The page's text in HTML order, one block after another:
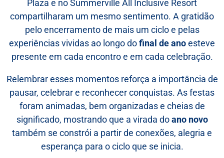
Plaza e no Summerville All Inclusive Resort
compartilharam um mesmo sentimento. A gratidão
pelo encerramento de mais um ciclo e pelas
experiências vividas ao longo dofinal de anoesteve
presente em cada encontro e em cada celebração.
Relembrar esses momentos reforça a importância de
pausar, celebrar e reconhecer conquistas. As festas
foram animadas, bem organizadas e cheias de
significado, mostrando que a virada doano novo
também se constrói a partir de conexões, alegria e
esperança para o ciclo que se inicia.